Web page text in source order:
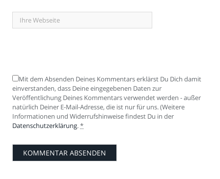
Mit dem Absenden Deines Kommentars erklärst Du Dich damit
einverstanden, dass Deine eingegebenen Daten zur
Veröffentlichung Deines Kommentars verwendet werden - außer
natürlich Deiner E-Mail-Adresse, die ist nur für uns. (Weitere
Informationen und Widerrufshinweise findest Du in der
Datenschutzerklärung.*